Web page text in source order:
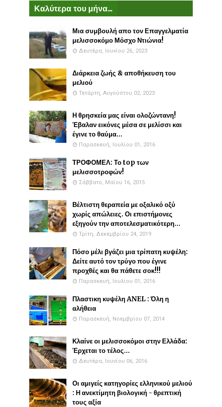
Καλύτερα του μήνα...
Μια συμβουλή απο τον Επαγγελματία
μελισσοκόμο Μόσχο Ντιώνια!
Δευτέρα, Ιουνίου 26, 2023
Διάρκεια ζωής & αποθήκευση του
μελιού
Τετάρτη, Αυγούστου 02, 2023
Η θρησκεία μας είναι ολοζώντανη!
Έβαλαν εικόνες μέσα σε μελίσσι και
έγινε το θαύμα...
Παρασκευή, Ιουλίου 01, 2016
ΤΡΟΦΟΜΕΛ: Το top των
μελισσοτροφών!
Σάββατο, Μαΐου 16, 2015
Βέλτιστη θεραπεία με οξαλικό οξύ
χωρίς απώλειες. Οι επιστήμονες
εξηγούν την αποτελεσματικότερη...
Τρίτη, Δεκεμβρίου 24, 2019
Πόσο μέλι βγάζει μια τρίπατη κυψέλη:
Δείτε αυτό τον τρύγο που έγινε
προχθές και θα πάθετε σοκ!!!
Παρασκευή, Ιουλίου 01, 2016
Πλαστικη κυψέλη ANEL : Όλη η
αλήθεια
Παρασκευή, Νοεμβρίου 07, 2014
Κλαίνε οι μελισσοκόμοι στην Ελλάδα:
Έρχεται το τέλος...
Δευτέρα, Ιουνίου 06, 2016
Οι αμιγείς κατηγορίες ελληνικού μελιού
: Η ανεκτίμητη βιολογική - θρεπτική
τους αξία